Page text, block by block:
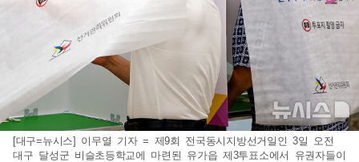
[대구=뉴시스] 이무열 기자 = 제9회 전국동시지방선거일인 3일 오전
대구 달성군 비슬초등학교에 마련된 유가읍 제3투표소에서 유권자들이